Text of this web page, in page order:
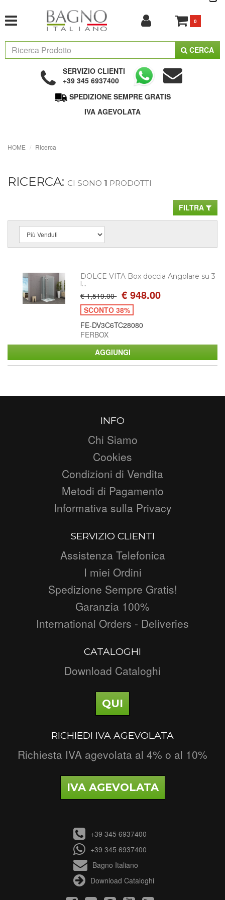
0
CERCA
SERVIZIO CLIENTI
+39 345 6937400
SPEDIZIONE SEMPRE GRATIS
IVA AGEVOLATA
HOME Ricerca
RICERCA: CI SONO 1 PRODOTTI
FILTRA
DOLCE VITA Box doccia Angolare su 3
l...
€ 1,519.00 € 948.00
SCONTO 38%
FE-DV3C6TC28080
FERBOX
INFO
Chi Siamo
Cookies
Condizioni di Vendita
Metodi di Pagamento
Informativa sulla Privacy
SERVIZIO CLIENTI
Assistenza Telefonica
I miei Ordini
Spedizione Sempre Gratis!
Garanzia 100%
International Orders - Deliveries
CATALOGHI
Download Cataloghi
QUI
RICHIEDI IVA AGEVOLATA
Richiesta IVA agevolata al 4% o al 10%
IVA AGEVOLATA
+39 345 6937400
+39 345 6937400
Bagno Italiano
Download Cataloghi